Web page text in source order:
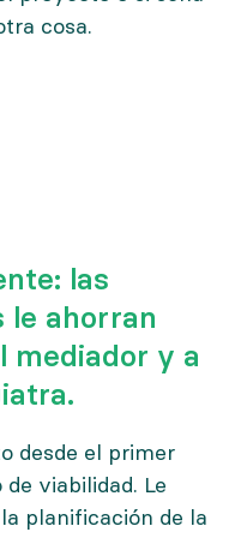
cosa.
las
le ahorran
mediador y a
desde el primer
viabilidad. Le
planificación de la